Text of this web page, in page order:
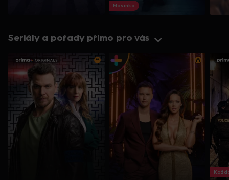
Novinka
Seriály a pořady přímo pro vás